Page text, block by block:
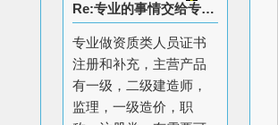
Re:专业的事情交给专业的人来做
专业做资质类人员证书
注册和补充，主营产品
有一级，二级建造师，
监理，一级造价，职